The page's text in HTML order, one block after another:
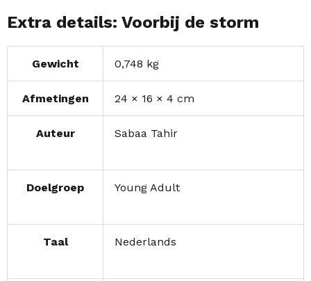
Extra details: Voorbij de storm
Gewicht 0,748 kg
Afmetingen 24 × 16 × 4 cm
Auteur Sabaa Tahir
Doelgroep Young Adult
Taal Nederlands